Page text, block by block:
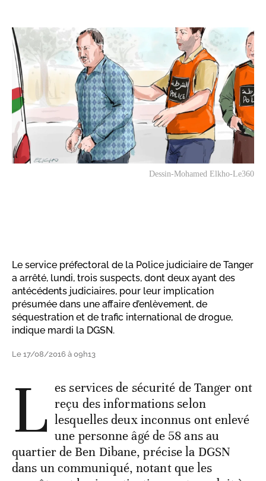
Dessin-Mohamed Elkho-Le360
Le service préfectoral de la Police judiciaire de Tanger
a arrêté, lundi, trois suspects, dont deux ayant des
antécédents judiciaires, pour leur implication
présumée dans une affaire d’enlèvement, de
séquestration et de trafic international de drogue,
indique mardi la DGSN.
Le 17/08/2016 à 09h13
L es services de sécurité de Tanger ont
reçu des informations selon
lesquelles deux inconnus ont enlevé
une personne âgé de 58 ans au
quartier de Ben Dibane, précise la DGSN
dans un communiqué, notant que les